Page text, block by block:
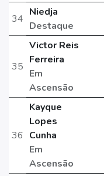
34
Niedja
Destaque
35
Victor Reis
Ferreira
Em
Ascensão
36
Kayque
Lopes
Cunha
Em
Ascensão